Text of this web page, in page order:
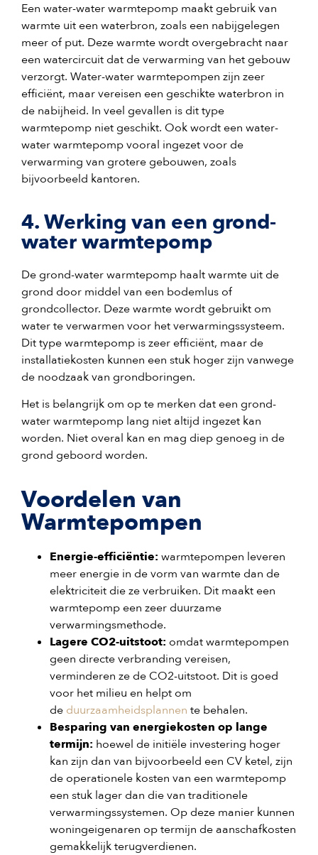
Een water-water warmtepomp maakt gebruik van
warmte uit een waterbron, zoals een nabijgelegen
meer of put. Deze warmte wordt overgebracht naar
een watercircuit dat de verwarming van het gebouw
verzorgt. Water-water warmtepompen zijn zeer
efficiënt, maar vereisen een geschikte waterbron in
de nabijheid. In veel gevallen is dit type
warmtepomp niet geschikt. Ook wordt een water-
water warmtepomp vooral ingezet voor de
verwarming van grotere gebouwen, zoals
bijvoorbeeld kantoren.
4. Werking van een grond-
water warmtepomp
De grond-water warmtepomp haalt warmte uit de
grond door middel van een bodemlus of
grondcollector. Deze warmte wordt gebruikt om
water te verwarmen voor het verwarmingssysteem.
Dit type warmtepomp is zeer efficiënt, maar de
installatiekosten kunnen een stuk hoger zijn vanwege
de noodzaak van grondboringen.
Het is belangrijk om op te merken dat een grond-
water warmtepomp lang niet altijd ingezet kan
worden. Niet overal kan en mag diep genoeg in de
grond geboord worden.
Voordelen van
Warmtepompen
Energie-efficiëntie: warmtepompen leveren
meer energie in de vorm van warmte dan de
elektriciteit die ze verbruiken. Dit maakt een
warmtepomp een zeer duurzame
verwarmingsmethode.
Lagere CO2-uitstoot: omdat warmtepompen
geen directe verbranding vereisen,
verminderen ze de CO2-uitstoot. Dit is goed
voor het milieu en helpt om
de duurzaamheidsplannen te behalen.
Besparing van energiekosten op lange
termijn: hoewel de initiële investering hoger
kan zijn dan van bijvoorbeeld een CV ketel, zijn
de operationele kosten van een warmtepomp
een stuk lager dan die van traditionele
verwarmingssystemen. Op deze manier kunnen
woningeigenaren op termijn de aanschafkosten
gemakkelijk terugverdienen.